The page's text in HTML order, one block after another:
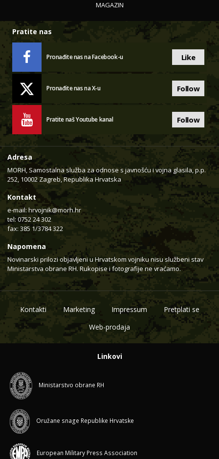
MAGAZIN
Pratite nas
Pronađite nas na Facebook-u Like
Pronađite nas na X-u Follow
Pratite naš Youtube kanal Follow
Adresa
MORH, Samostalna služba za odnose s javnošću i vojna glasila, p.p.
252, 10002 Zagreb, Republika Hrvatska
Kontakt
e-mail: hrvojnik@morh.hr
tel: 0752 24 302
fax: 385 1/3784 322
Napomena
Novinarski prilozi objavljeni u Hrvatskom vojniku nisu službeni stav
Ministarstva obrane RH. Rukopise i fotografije ne vraćamo.
Kontakti Marketing Impressum
Pretplati se
Web-prodaja
Linkovi
Ministarstvo obrane RH
Oružane snage Republike Hrvatske
European Military Press Association